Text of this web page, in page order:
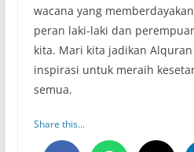
wacana yang
peran laki-laki dan
kita. Mari kita jadikan
inspirasi untuk meraih
semua.
Share this...